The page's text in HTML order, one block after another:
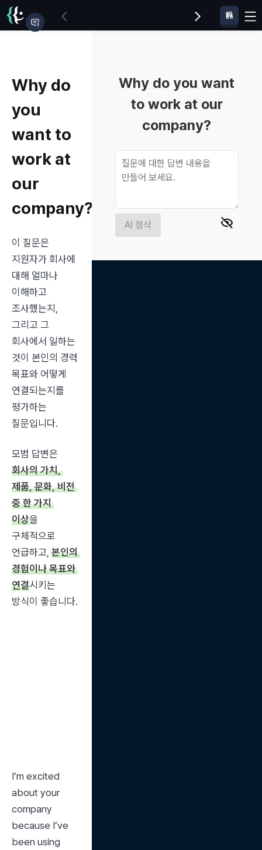
Why do
you
want to
work at
our
company?
이 질문은
지원자가 회사에
대해 얼마나
이해하고
조사했는지,
그리고 그
회사에서 일하는
것이 본인의 경력
목표와 어떻게
연결되는지를
평가하는
질문입니다.
회사의 가치,
제품, 문화, 비전
중 한 가지
이상을
구체적으로
언급하고, 본인의
경험이나 목표와
연결시키는
방식이 좋습니다.
I’m excited
about your
company
because I’ve
been using
Why do you want
to work at our
company?
AI 첨삭